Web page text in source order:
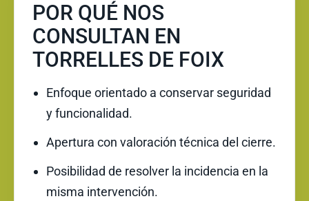
POR QUÉ NOS
CONSULTAN EN
TORRELLES DE FOIX
Enfoque orientado a conservar seguridad
y funcionalidad.
Apertura con valoración técnica del cierre.
Posibilidad de resolver la incidencia en la
misma intervención.